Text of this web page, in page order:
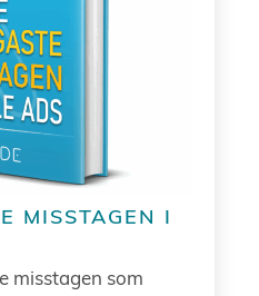
MISSTAGEN I
misstagen som